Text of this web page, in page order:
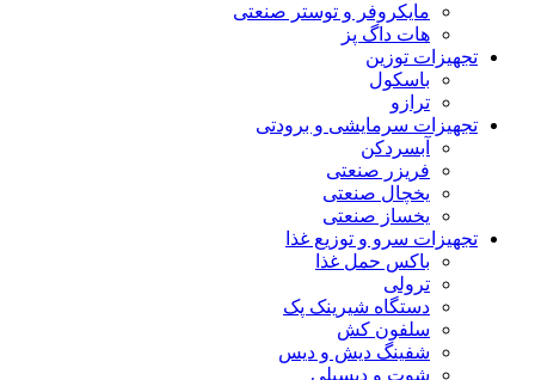
مایکروفر و توستر صنعتی
هات داگ پز
تجهیزات توزین
باسکول
ترازو
تجهیزات سرمایشی و برودتی
آبسردکن
فریزر صنعتی
یخچال صنعتی
یخساز صنعتی
تجهیزات سرو و توزیع غذا
باکس حمل غذا
ترولی
دستگاه شیرینک پک
سلفون کش
شفینگ دیش و دیس
شوت و دیسپلی